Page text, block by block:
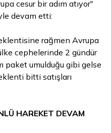
cesur bir adım atıyor"
devam etti:
rağmen Avrupa
cephelerinde 2 gündür
paket umulduğu gibi gelse
bitti satışları
HAREKET DEVAM